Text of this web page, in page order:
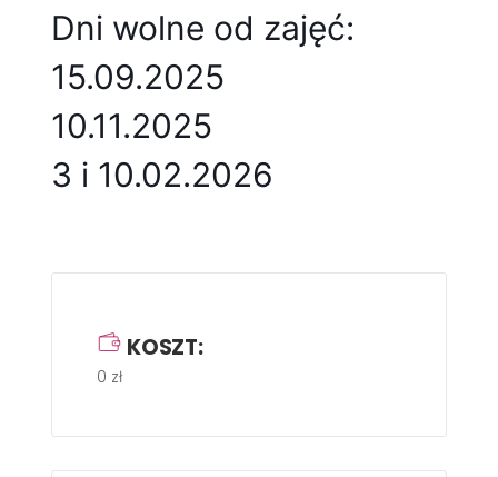
Dni wolne od zajęć:
15.09.2025
10.11.2025
3 i 10.02.2026
KOSZT:
0 zł